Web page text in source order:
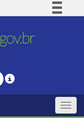
Comunica BR
Legislação
Toggle